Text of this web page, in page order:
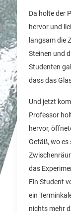
Da holte der
hervor und
langsam die
Steinen und
Studenten
dass das
Und jetzt
Professor
hervor,
Gefäß, wo es
das
Ein Student
ein
nichts mehr